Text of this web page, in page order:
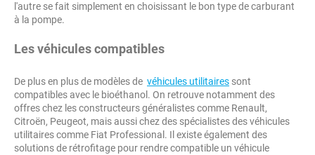
l'autre se fait simplement en choisissant le bon type de carburant
à la pompe.
Les véhicules compatibles
De plus en plus de modèles de véhicules utilitaires sont
compatibles avec le bioéthanol. On retrouve notamment des
offres chez les constructeurs généralistes comme Renault,
Citroën, Peugeot, mais aussi chez des spécialistes des véhicules
utilitaires comme Fiat Professional. Il existe également des
solutions de rétrofitage pour rendre compatible un véhicule